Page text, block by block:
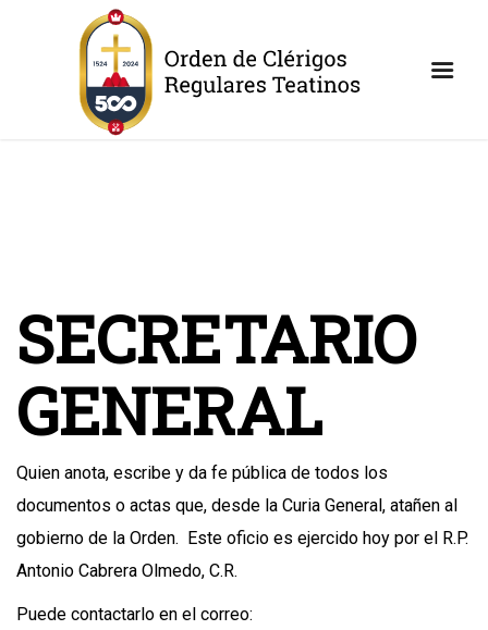
SECRETARIO
GENERAL
Quien anota, escribe y da fe pública de todos los
documentos o actas que, desde la Curia General, atañen al
gobierno de la Orden. Este oficio es ejercido hoy por el R.P.
Antonio Cabrera Olmedo, C.R.
Puede contactarlo en el correo: